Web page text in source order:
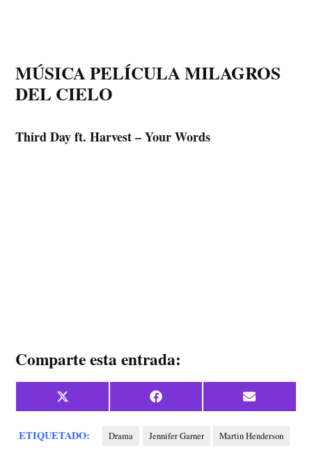
MÚSICA PELÍCULA MILAGROS
DEL CIELO
Third Day ft. Harvest – Your Words
Comparte esta entrada:
Compartir
en
X
(Twitter)
Compartir
en
Facebook Compartir
en
Email
ETIQUETADO: Drama Jennifer Garner Martin Henderson